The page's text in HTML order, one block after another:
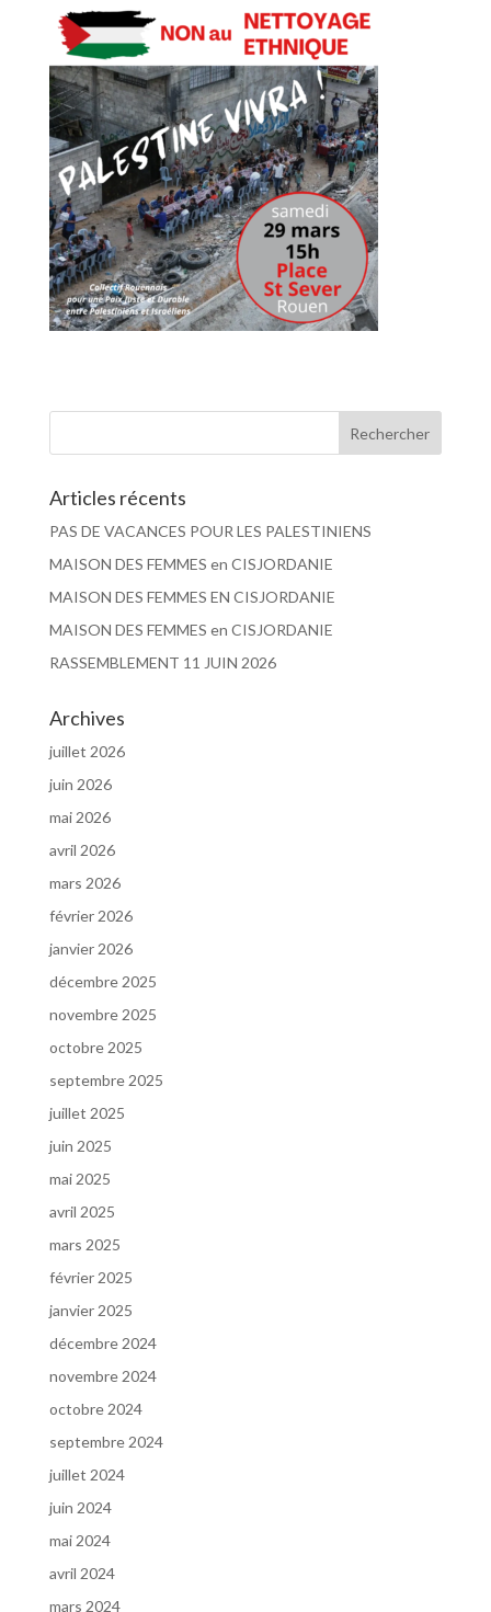
Articles récents
PAS DE VACANCES POUR LES PALESTINIENS
MAISON DES FEMMES en CISJORDANIE
MAISON DES FEMMES EN CISJORDANIE
MAISON DES FEMMES en CISJORDANIE
RASSEMBLEMENT 11 JUIN 2026
Archives
juillet 2026
juin 2026
mai 2026
avril 2026
mars 2026
février 2026
janvier 2026
décembre 2025
novembre 2025
octobre 2025
septembre 2025
juillet 2025
juin 2025
mai 2025
avril 2025
mars 2025
février 2025
janvier 2025
décembre 2024
novembre 2024
octobre 2024
septembre 2024
juillet 2024
juin 2024
mai 2024
avril 2024
mars 2024